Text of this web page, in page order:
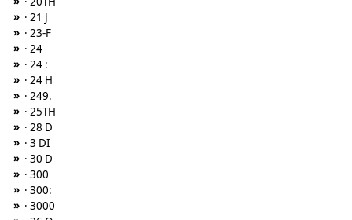
» · 21 J
» · 23-F
» · 24
» · 24 :
» · 24 H
» · 249.
» · 25TH
» · 28 D
» · 3 DI
» · 30 D
» · 300
» · 300:
» · 3000